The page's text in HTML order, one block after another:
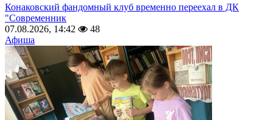
Конаковский фандомный клуб временно переехал в ДК
"Современник
07.08.2026, 14:42
48
Афиша